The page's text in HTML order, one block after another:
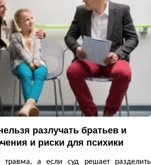
разлучать братьев и
и риски для психики
а если суд решает разделить